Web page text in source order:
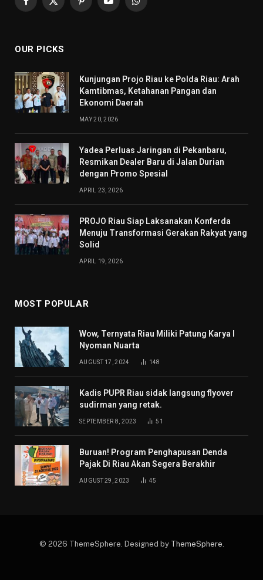
Facebook
X
PinterestYouTubeWhatsApp
OUR PICKS
Kunjungan Projo Riau ke Polda Riau: Arah
Kamtibmas, Ketahanan Pangan dan
Ekonomi Daerah
MAY 20, 2026
Yadea Perluas Jaringan di Pekanbaru,
Resmikan Dealer Baru di Jalan Durian
dengan Promo Spesial
APRIL 23, 2026
PROJO Riau Siap Laksanakan Konferda
Menuju Transformasi Gerakan Rakyat yang
Solid
APRIL 19, 2026
MOST POPULAR
Wow, Ternyata Riau Miliki Patung Karya I
Nyoman Nuarta
AUGUST 17, 2024 148
Kadis PUPR Riau sidak langsung flyover
sudirman yang retak.
SEPTEMBER 8, 2023 51
Buruan! Program Penghapusan Denda
Pajak Di Riau Akan Segera Berakhir
AUGUST 29, 2023 45
© 2026 ThemeSphere. Designed by ThemeSphere